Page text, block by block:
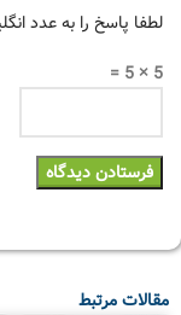
لطفا پاسخ را به عدد
5 × 5 =
مقالات مرتبط